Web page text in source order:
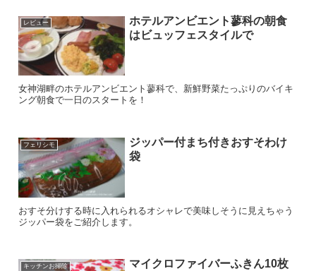
レビュー
ホテルアンビエント蓼科の朝食
はビュッフェスタイルで
女神湖畔のホテルアンビエント蓼科で、新鮮野菜たっぷりのバイキ
ング朝食で一日のスタートを！
フェリシモ
ジッパー付まち付きおすそわけ
袋
おすそ分けする時に入れられるオシャレで美味しそうに見えちゃう
ジッパー袋をご紹介します。
キッチンお掃除
マイクロファイバーふきん10枚